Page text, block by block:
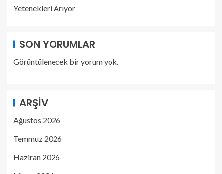
Yetenekleri Arıyor
SON YORUMLAR
Görüntülenecek bir yorum yok.
ARŞIV
Ağustos 2026
Temmuz 2026
Haziran 2026